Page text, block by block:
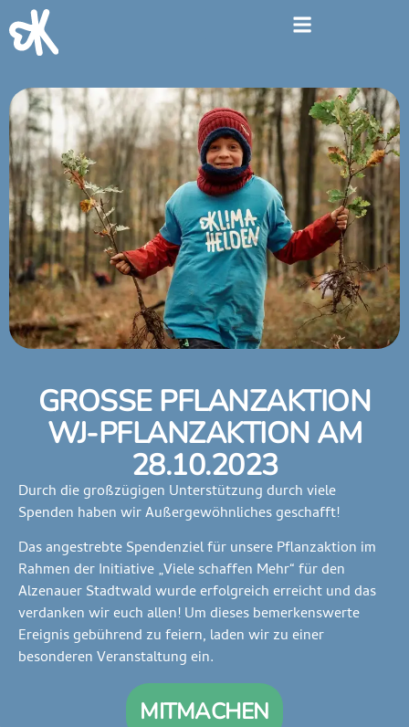
GROSSE PFLANZAKTION W
J-PFLANZAKTION AM 2
8.10.2023
Durch die großzügigen Unterstützung durch viele
Spenden haben wir Außergewöhnliches geschafft!
Das angestrebte Spendenziel für unsere Pflanzaktion im
Rahmen der Initiative „Viele schaffen Mehr“ für den
Alzenauer Stadtwald wurde erfolgreich erreicht und das
verdanken wir euch allen! Um dieses bemerkenswerte
Ereignis gebührend zu feiern, laden wir zu einer
besonderen Veranstaltung ein.
MITMACHEN